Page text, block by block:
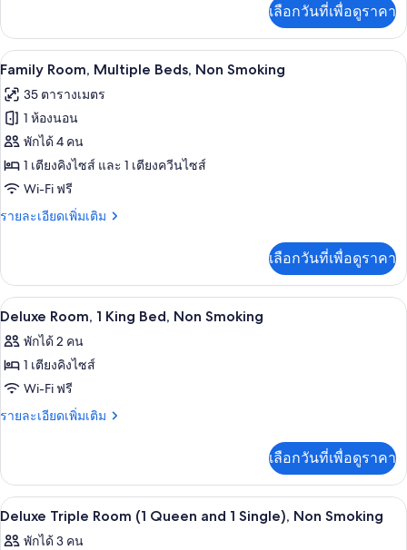
and
Single),
Non
Smoking
เกี่ยว
กับ
Deluxe
Room
(1
Queen
and
Single),
Non
Smoking
เลือกวันที่เพื่อดูราคา
เปิด
ภาพถ่าย
ทั้งหมด
ของ
Family
Room,
Multiple
Beds,
Smoking
เครื่องนอนระดับพรีเมียม, เตียง Select
5
Family Room, Multiple Beds, Non Smoking
35 ตารางเมตร
1 ห้องนอน
พักได้ 4 คน
1 เตียงคิงไซส์ และ 1 เตียงควีนไซส์
Wi-Fi ฟรี
รายละเอียดเพิ่มเติม
ราย
เกี่ยว
กับ
Family
Multiple
Beds,
Smoking
เลือกวันที่เพื่อดูราคา
เปิด
ภาพถ่าย
ทั้งหมด
ของ
Deluxe
King
Bed,
Non
Smoking
เครื่องนอนระดับพรีเมียม, เตียง Select
4
Deluxe Room, 1 King Bed, Non Smoking
พักได้ 2 คน
1 เตียงคิงไซส์
Wi-Fi ฟรี
รายละเอียดเพิ่มเติม
ราย
เกี่ยว
กับ
Deluxe
เลือกวันที่เพื่อดูราคา
เปิด
ภาพถ่าย
เครื่องนอนระดับพรีเมียม, เตียง Select
5
Deluxe Triple Room (1 Queen and 1 Single), Non Smoking
พักได้ 3 คน